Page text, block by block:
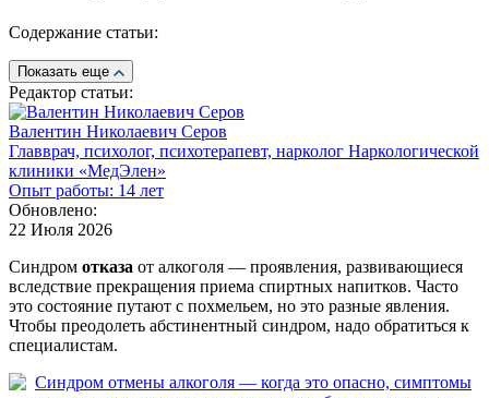
Содержание статьи:
Показать еще
Редактор статьи:
Валентин Николаевич Серов
Главврач, психолог, психотерапевт, нарколог Наркологической
клиники «МедЭлен»
Опыт работы: 14 лет
Обновлено:
22 Июля 2026
Синдром отказа от алкоголя — проявления, развивающиеся
вследствие прекращения приема спиртных напитков. Часто
это состояние путают с похмельем, но это разные явления.
Чтобы преодолеть абстинентный синдром, надо обратиться к
специалистам.